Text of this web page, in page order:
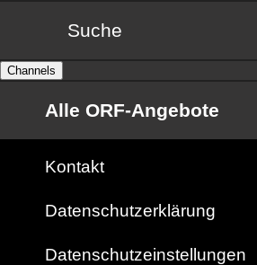
Suche
Channels
Alle ORF-Angebote
Kontakt
Datenschutzerklärung
Datenschutzeinstellungen